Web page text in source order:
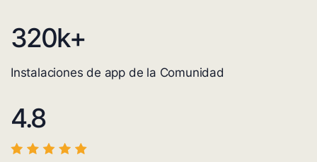
320k+
Instalaciones de app de la Comunidad
4.8